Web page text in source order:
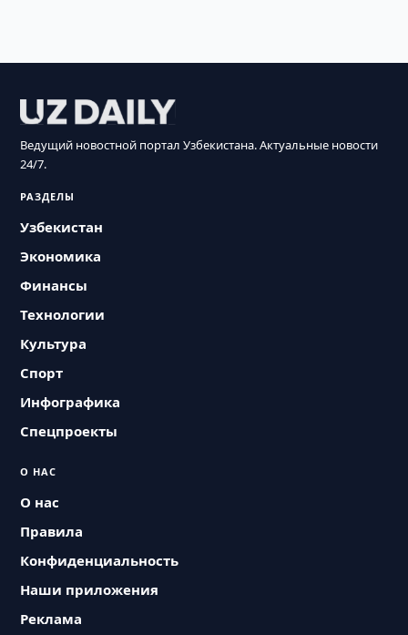
Ведущий новостной портал Узбекистана. Актуальные новости
24/7.
РАЗДЕЛЫ
Узбекистан
Экономика
Финансы
Технологии
Культура
Спорт
Инфографика
Спецпроекты
О НАС
О нас
Правила
Конфиденциальность
Наши приложения
Реклама